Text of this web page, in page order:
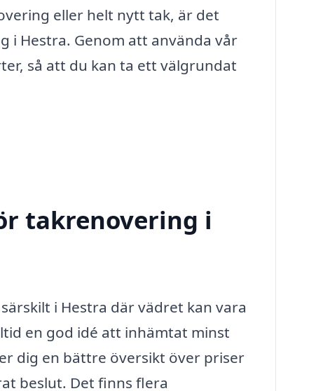
eller helt nytt tak, är det
i Hestra. Genom att använda vår
så att du kan ta ett välgrundat
takrenovering i
i Hestra där vädret kan vara
en god idé att inhämtat minst
dig en bättre översikt över priser
beslut. Det finns flera